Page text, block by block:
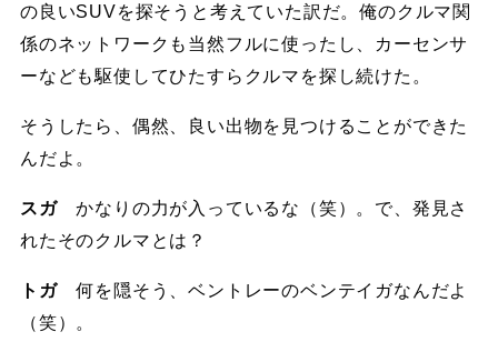
の良いSUVを探そうと考えていた訳だ。俺のクルマ関
係のネットワークも当然フルに使ったし、カーセンサ
ーなども駆使してひたすらクルマを探し続けた。
そうしたら、偶然、良い出物を見つけることができた
んだよ。
スガかなりの力が入っているな（笑）。で、発見さ
れたそのクルマとは？
トガ何を隠そう、ベントレーのベンテイガなんだよ
（笑）。